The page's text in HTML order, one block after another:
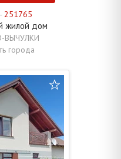
251765
жилой дом
ВЫЧУЛКИ
города